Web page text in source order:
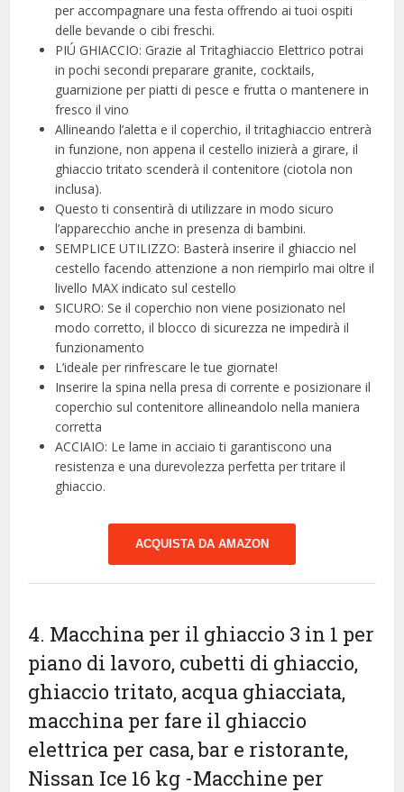
per accompagnare una festa offrendo ai tuoi ospiti
delle bevande o cibi freschi.
PIÚ GHIACCIO: Grazie al Tritaghiaccio Elettrico potrai
in pochi secondi preparare granite, cocktails,
guarnizione per piatti di pesce e frutta o mantenere in
fresco il vino
Allineando l’aletta e il coperchio, il tritaghiaccio entrerà
in funzione, non appena il cestello inizierà a girare, il
ghiaccio tritato scenderà il contenitore (ciotola non
inclusa).
Questo ti consentirà di utilizzare in modo sicuro
l’apparecchio anche in presenza di bambini.
SEMPLICE UTILIZZO: Basterà inserire il ghiaccio nel
cestello facendo attenzione a non riempirlo mai oltre il
livello MAX indicato sul cestello
SICURO: Se il coperchio non viene posizionato nel
modo corretto, il blocco di sicurezza ne impedirà il
funzionamento
L’ideale per rinfrescare le tue giornate!
Inserire la spina nella presa di corrente e posizionare il
coperchio sul contenitore allineandolo nella maniera
corretta
ACCIAIO: Le lame in acciaio ti garantiscono una
resistenza e una durevolezza perfetta per tritare il
ghiaccio.
ACQUISTA DA AMAZON
4. Macchina per il ghiaccio 3 in 1 per
piano di lavoro, cubetti di ghiaccio,
ghiaccio tritato, acqua ghiacciata,
macchina per fare il ghiaccio
elettrica per casa, bar e ristorante,
Nissan Ice 16 kg -Macchine per